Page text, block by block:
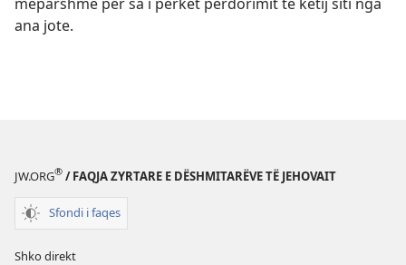
mëparshme për sa i përket përdorimit të këtij siti nga
ana jote.
JW.ORG® / FAQJA ZYRTARE E DËSHMITARËVE TË JEHOVAIT
Sfondi i faqes
Shko direkt